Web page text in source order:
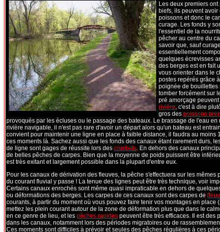
Les deux premiers
biefs, ils peuvent
poissons et donc le
curage. Les fonds y
l'essentiel de la
pêcher au centre du
savoir que, sauf
essentiellement
quelques écrevisses
des berges est en fait
vous orienter dans le
postes repérés grâce
poignée de bouillettes
tomber forcément sur
pré amorçage
rivière, c'est à dire
gros des poissons
provoqués par les écluses ou le passage des bateaux. Le brassage de l'eau
rivière navigable, il n'est pas rare d'avoir un départ alors qu'un bateau est
convient pour maintenir une ligne en place à faible distance, il faudra au
ces moments là. Sachez aussi que les fonds des canaux étant rarement durs,
de ligne sont gages de réussite lors des combats. En dehors des canaux
de belles pêches de carpes. Bien que la moyenne de poids puissent être
est très exitant et largement possible dans la plupart d'entre eux.
Pour les canaux de dérivation des fleuves, la pêche s'effectuera sur les
du courant fluvial y passe ! La tenue des lignes peut être très technique, voir
Certains canaux enrochés sont même quasi impraticable en dehors de
ou déformations des berges. Les carpes de ces canaux sont des carpes de
courants, à partir du moment où vous pouvez faire tenir vos montages en
mettez les plein courant autour de la zone de déformation plus que dans le
en ce genre de lieu, et les pêches rapides peuvent être très efficaces. Il est des
dans les canaux, notamment lors des périodes migratoires ou de
Ces moments sont difficiles à prévoir et seules des pêches régulières à ces